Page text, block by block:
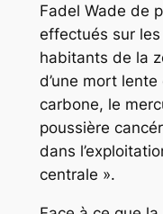
Fadel Wade de
effectués sur
habitants de la
d’une mort
carbone, le
poussière
dans
centrale ».